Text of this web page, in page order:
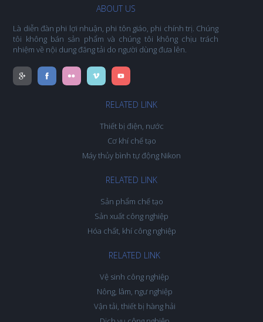
ABOUT US
Là diễn đàn phi lợi nhuận, phi tôn giáo, phi chính trị. Chúng
tôi không bán sản phẩm và chúng tôi không chịu trách
nhiệm về nội dung đăng tải do người dùng đưa lên.
RELATED LINK
Thiết bị điện, nước
Cơ khí chế tạo
Máy thủy bình tự động Nikon
RELATED LINK
Sản phẩm chế tạo
Sản xuất công nghiệp
Hóa chất, khí công nghiệp
RELATED LINK
Vệ sinh công nghiệp
Nông, lâm, ngư nghiệp
Vận tải, thiết bị hàng hải